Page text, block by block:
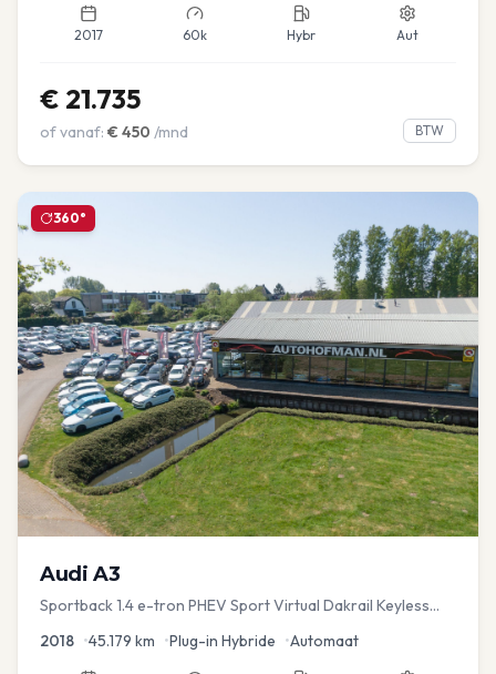
2017 60k Hybr Aut
€ 21.735
of vanaf: € 450 /mnd BTW
360°
Audi A3
Sportback 1.4 e-tron PHEV Sport Virtual Dakrail Keyless
2018 •45.179 km •Plug-in Hybride •Automaat